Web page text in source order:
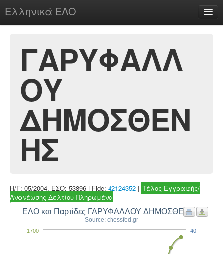
Ελληνικά ΕΛΟ
chesstu.be @ discord
Login
ΓΑΡΥΦΑΛΛ
ΟΥ
ΔΗΜΟΣΘΕΝ
ΗΣ
Η/Γ: 05/2004, ΕΣΟ: 53896 | Fide: 42124352 | Τέλος Εγγραφής/
Ανανέωσης Δελτίου Πληρωμένο
ΕΛΟ και Παρτίδες ΓΑΡΥΦΑΛΛΟΥ ΔΗΜΟΣΘΕΝΗΣ
Source: chessfed.gr
1700 40